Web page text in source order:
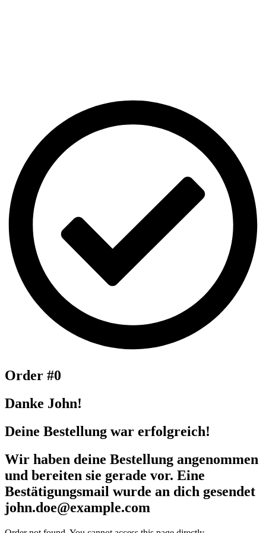
Order #0
Danke John!
Deine Bestellung war erfolgreich!
Wir haben deine Bestellung angenommen
und bereiten sie gerade vor. Eine
Bestätigungsmail wurde an dich gesendet
john.doe@example.com